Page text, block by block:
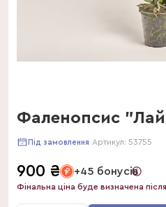
Фаленопсис
Під замовлення Артикул: 53755
900 ₴ +45 бонусів
Фінальна ціна буде визначена